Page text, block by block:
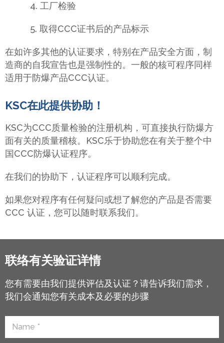
4. 工厂检验
5. 取得CCC证书后的产品标示
在如许多其他的认证要求，特别在产品安全方面，制
造商的自我宣告也是强制性的。一般的核可程序同样
适用于防爆产品CCC认证。
KSC在此提供协助！
KSC为CCC质量检验的注册机构，可直接执行防爆方
面有关的质量稽核。KSC乐于协助您在有关于整个中
国CCC防爆认证程序。
在我们的协助下，认证程序可以顺利完成。
如果您对程序有任何疑问或想了解您的产品是否需要
CCC 认证，您可以随时联系我们。
联络有关验证详情
您有需要由我们提供评估及认证？请告诉我们需求，
我们会通知您有关成本及必要的步骤